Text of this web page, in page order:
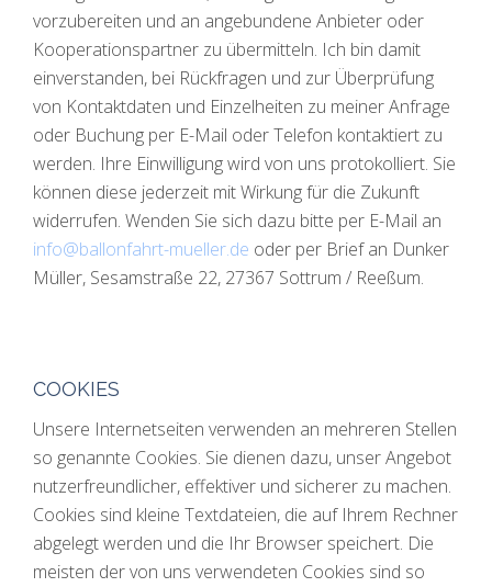
vorzubereiten und an angebundene Anbieter oder
Kooperationspartner zu übermitteln. Ich bin damit
einverstanden, bei Rückfragen und zur Überprüfung
von Kontaktdaten und Einzelheiten zu meiner Anfrage
oder Buchung per E-Mail oder Telefon kontaktiert zu
werden. Ihre Einwilligung wird von uns protokolliert. Sie
können diese jederzeit mit Wirkung für die Zukunft
widerrufen. Wenden Sie sich dazu bitte per E-Mail an
info@ballonfahrt-mueller.de oder per Brief an Dunker
Müller, Sesamstraße 22, 27367 Sottrum / Reeßum.
COOKIES
Unsere Internetseiten verwenden an mehreren Stellen
so genannte Cookies. Sie dienen dazu, unser Angebot
nutzerfreundlicher, effektiver und sicherer zu machen.
Cookies sind kleine Textdateien, die auf Ihrem Rechner
abgelegt werden und die Ihr Browser speichert. Die
meisten der von uns verwendeten Cookies sind so